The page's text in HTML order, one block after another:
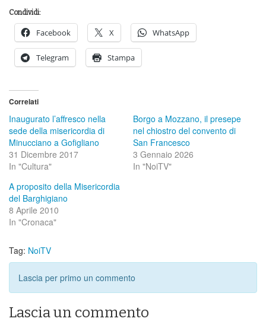
Condividi:
Facebook X WhatsApp
Telegram Stampa
Correlati
Inaugurato l’affresco nella
sede della misericordia di
Minucciano a Gofigliano
31 Dicembre 2017
In "Cultura"
Borgo a Mozzano, il presepe
nel chiostro del convento di
San Francesco
3 Gennaio 2026
In "NoiTV"
A proposito della Misericordia
del Barghigiano
8 Aprile 2010
In "Cronaca"
Tag: NoiTV
Lascia per primo un commento
Lascia un commento